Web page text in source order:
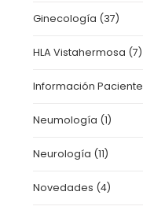
Ginecología (37)
HLA Vistahermosa (7)
Información Paciente
Neumología (1)
Neurología (11)
Novedades (4)